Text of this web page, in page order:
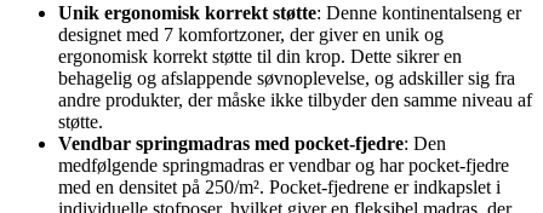
Unik ergonomisk korrekt støtte: Denne kontinentalseng er
designet med 7 komfortzoner, der giver en unik og
ergonomisk korrekt støtte til din krop. Dette sikrer en
behagelig og afslappende søvnoplevelse, og adskiller sig fra
andre produkter, der måske ikke tilbyder den samme niveau af
støtte.
Vendbar springmadras med pocket-fjedre: Den
medfølgende springmadras er vendbar og har pocket-fjedre
med en densitet på 250/m². Pocket-fjedrene er indkapslet i
individuelle stofposer, hvilket giver en fleksibel madras, der